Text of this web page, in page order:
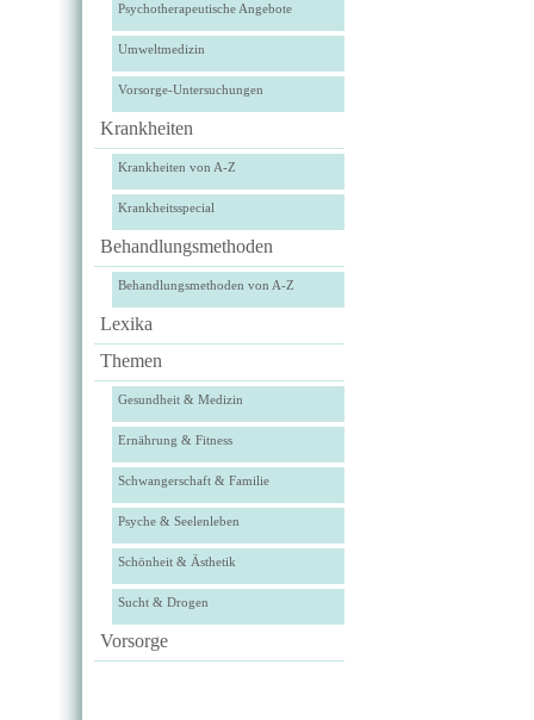
Psychotherapeutische Angebote
Umweltmedizin
Vorsorge-Untersuchungen
Krankheiten
Krankheiten von A-Z
Krankheitsspecial
Behandlungsmethoden
Behandlungsmethoden von A-Z
Lexika
Themen
Gesundheit & Medizin
Ernährung & Fitness
Schwangerschaft & Familie
Psyche & Seelenleben
Schönheit & Ästhetik
Sucht & Drogen
Vorsorge